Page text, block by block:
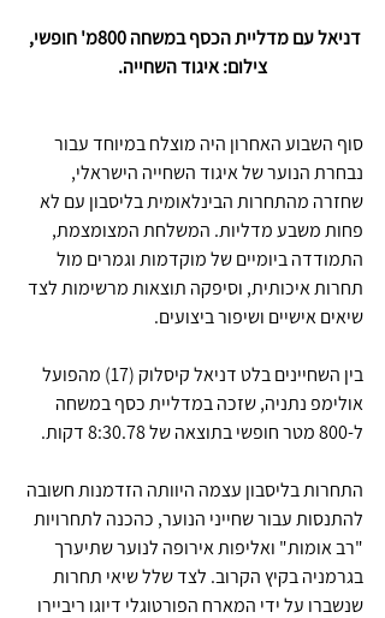
דניאל עם מדליית הכסף במשחה 800מ' חופשי,
צילום: איגוד השחייה.
סוף השבוע האחרון היה מוצלח במיוחד עבור
נבחרת הנוער של איגוד השחייה הישראלי,
שחזרה מהתחרות הבינלאומית בליסבון עם לא
פחות משבע מדליות. המשלחת המצומצמת,
התמודדה ביומיים של מוקדמות וגמרים מול
תחרות איכותית, וסיפקה תוצאות מרשימות לצד
שיאים אישיים ושיפור ביצועים.
בין השחיינים בלט דניאל קיסלוק (17) מהפועל
אולימפ נתניה, שזכה במדליית כסף במשחה
ל-800 מטר חופשי בתוצאה של 8:30.78 דקות.
התחרות בליסבון עצמה היוותה הזדמנות חשובה
להתנסות עבור שחייני הנוער, כהכנה לתחרויות
"רב אומות" ואליפות אירופה לנוער שתיערך
בגרמניה בקיץ הקרוב. לצד שלל שיאי תחרות
שנשברו על ידי המארח הפורטוגלי דיוגו ריביירו